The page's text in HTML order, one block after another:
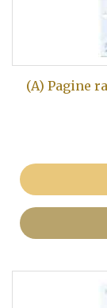
(A) Pagine